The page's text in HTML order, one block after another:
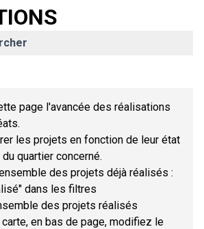
page l'avancée des réalisations
les projets en fonction de leur état
quartier concerné.
des projets déjà réalisés :
dans les filtres
des projets réalisés
en bas de page, modifiez le